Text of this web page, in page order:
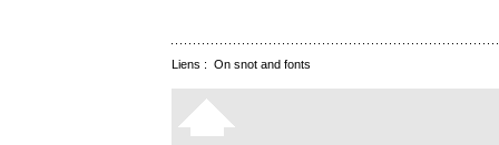
Liens : On snot and fonts